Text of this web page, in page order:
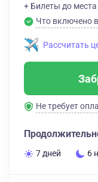
+ Билеты до
Что включено
Рассчитать
Не требует
7 дней 6